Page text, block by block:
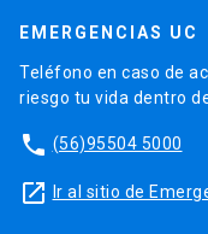
EMERGENCIAS UC
Teléfono en caso de
riesgo tu vida dentro
phone (56)95504 5000
launch Ir al sitio de